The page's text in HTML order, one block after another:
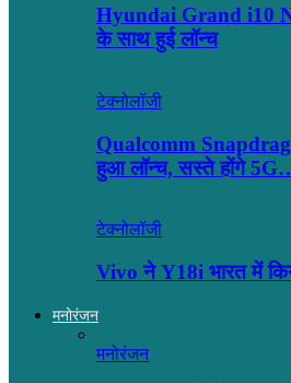
Hyundai Grand i10
के साथ हुई लॉन्च
टेक्नोलॉजी
Qualcomm
हुआ लॉन्च, सस्ते होंगे
टेक्नोलॉजी
Vivo ने Y18i भारत में
मनोरंजन
मनोरंजन